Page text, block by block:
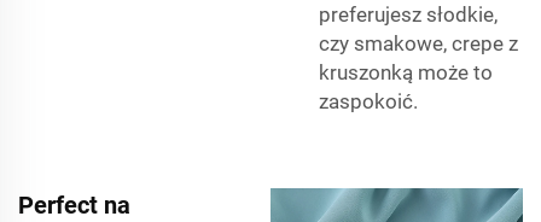
preferujesz słodkie,
czy smakowe, crepe z
kruszonką może to
zaspokoić.
Perfect na